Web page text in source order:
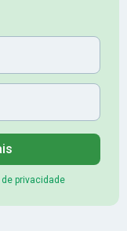
privacidade